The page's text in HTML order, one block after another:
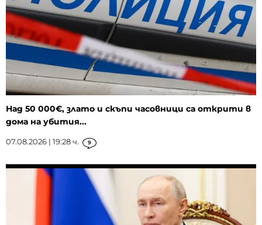
Над 50 000€, злато и скъпи часовници са открити в
дома на убития...
07.08.2026 | 19:28 ч. 9